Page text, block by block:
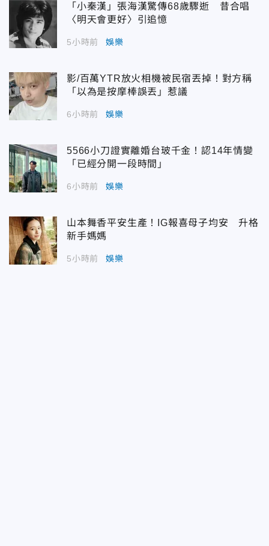
「小秦漢」張海漢驚傳68歲驟逝 昔合唱
〈明天會更好〉引追憶
5小時前 娛樂
影/百萬YTR放火相機被民宿丟掉！對方稱
「以為是按摩棒誤丟」惹議
6小時前 娛樂
5566小刀證實離婚台玻千金！認14年情變
「已經分開一段時間」
6小時前 娛樂
山本舞香平安生產！IG報喜母子均安 升格
新手媽媽
5小時前 娛樂